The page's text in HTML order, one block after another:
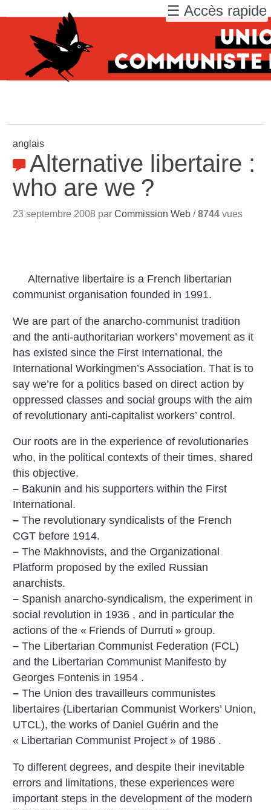
anglais
Alternative libertaire :
who are we ?
23 septembre 2008 parCommission Web /8744 vues
Alternative libertaire is a French libertarian
communist organisation founded in 1991.
We are part of the anarcho-communist tradition
and the anti-authoritarian workers’ movement as it
has existed since the First International, the
International Workingmen’s Association. That is to
say we’re for a politics based on direct action by
oppressed classes and social groups with the aim
of revolutionary anti-capitalist workers’ control.
Our roots are in the experience of revolutionaries
who, in the political contexts of their times, shared
this objective.
– Bakunin and his supporters within the First
International.
– The revolutionary syndicalists of the French
CGT before 1914.
– The Makhnovists, and the Organizational
Platform proposed by the exiled Russian
anarchists.
– Spanish anarcho-syndicalism, the experiment in
social revolution in 1936 , and in particular the
actions of the « Friends of Durruti » group.
– The Libertarian Communist Federation (FCL)
and the Libertarian Communist Manifesto by
Georges Fontenis in 1954 .
– The Union des travailleurs communistes
libertaires (Libertarian Communist Workers’ Union,
UTCL), the works of Daniel Guérin and the
« Libertarian Communist Project » of 1986 .
To different degrees, and despite their inevitable
errors and limitations, these experiences were
important steps in the development of the modern
☰ Accès rapide